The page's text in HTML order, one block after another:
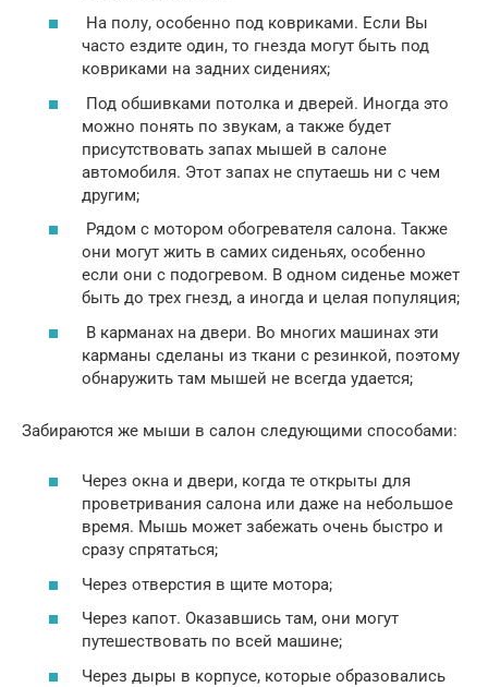
На полу, особенно под ковриками. Если Вы
часто ездите один, то гнезда могут быть под
ковриками на задних сидениях;
Под обшивками потолка и дверей. Иногда это
можно понять по звукам, а также будет
присутствовать запах мышей в салоне
автомобиля. Этот запах не спутаешь ни с чем
другим;
Рядом с мотором обогревателя салона. Также
они могут жить в самих сиденьях, особенно
если они с подогревом. В одном сиденье может
быть до трех гнезд, а иногда и целая популяция;
В карманах на двери. Во многих машинах эти
карманы сделаны из ткани с резинкой, поэтому
обнаружить там мышей не всегда удается;
Забираются же мыши в салон следующими способами:
Через окна и двери, когда те открыты для
проветривания салона или даже на небольшое
время. Мышь может забежать очень быстро и
сразу спрятаться;
Через отверстия в щите мотора;
Через капот. Оказавшись там, они могут
путешествовать по всей машине;
Через дыры в корпусе, которые образовались